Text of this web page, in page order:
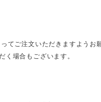
てご注文いただきますようお
く場合もございます。